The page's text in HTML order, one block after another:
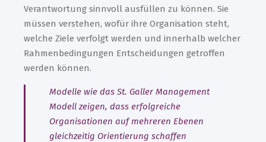
Verantwortung sinnvoll ausfüllen zu können. Sie
müssen verstehen, wofür ihre Organisation steht,
welche Ziele verfolgt werden und innerhalb welcher
Rahmenbedingungen Entscheidungen getroffen
werden können.
Modelle wie das St. Galler Management
Modell zeigen, dass erfolgreiche
Organisationen auf mehreren Ebenen
gleichzeitig Orientierung schaffen